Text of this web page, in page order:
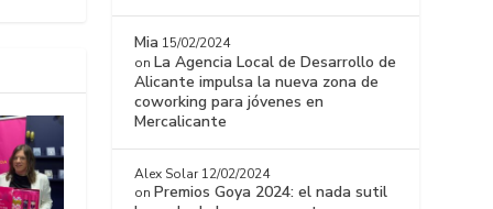
Mia 15/02/2024
on La Agencia Local de Desarrollo de
Alicante impulsa la nueva zona de
coworking para jóvenes en
Mercalicante
Alex Solar 12/02/2024
on Premios Goya 2024: el nada sutil